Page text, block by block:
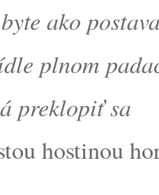
ako
plnom
preklopiť sa
hostinou